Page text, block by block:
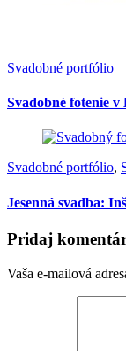
Svadobné portfólio
Svadobné fotenie
Svadobné portfólio,
Jesenná svadba:
Pridaj
Vaša e-mailová